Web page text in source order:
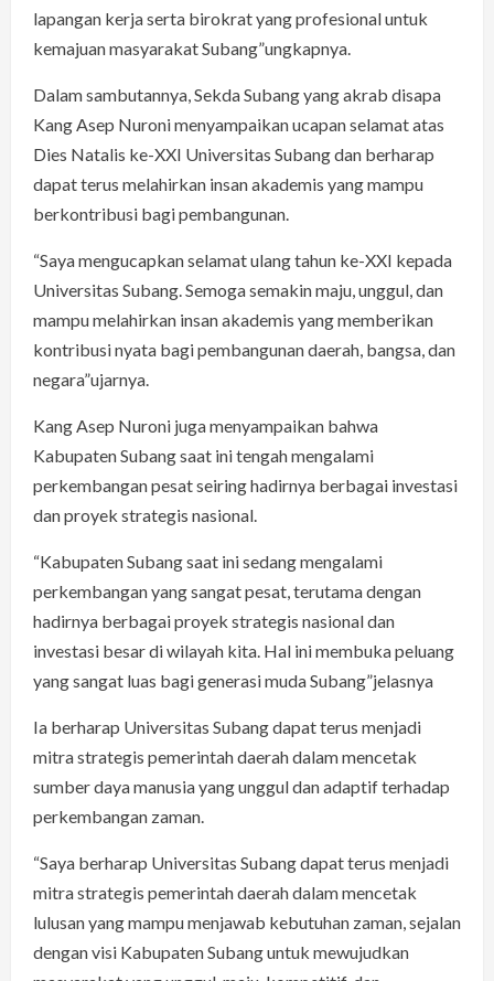
lapangan kerja serta birokrat yang profesional untuk
kemajuan masyarakat Subang”ungkapnya.
Dalam sambutannya, Sekda Subang yang akrab disapa
Kang Asep Nuroni menyampaikan ucapan selamat atas
Dies Natalis ke-XXI Universitas Subang dan berharap
dapat terus melahirkan insan akademis yang mampu
berkontribusi bagi pembangunan.
“Saya mengucapkan selamat ulang tahun ke-XXI kepada
Universitas Subang. Semoga semakin maju, unggul, dan
mampu melahirkan insan akademis yang memberikan
kontribusi nyata bagi pembangunan daerah, bangsa, dan
negara”ujarnya.
Kang Asep Nuroni juga menyampaikan bahwa
Kabupaten Subang saat ini tengah mengalami
perkembangan pesat seiring hadirnya berbagai investasi
dan proyek strategis nasional.
“Kabupaten Subang saat ini sedang mengalami
perkembangan yang sangat pesat, terutama dengan
hadirnya berbagai proyek strategis nasional dan
investasi besar di wilayah kita. Hal ini membuka peluang
yang sangat luas bagi generasi muda Subang”jelasnya
Ia berharap Universitas Subang dapat terus menjadi
mitra strategis pemerintah daerah dalam mencetak
sumber daya manusia yang unggul dan adaptif terhadap
perkembangan zaman.
“Saya berharap Universitas Subang dapat terus menjadi
mitra strategis pemerintah daerah dalam mencetak
lulusan yang mampu menjawab kebutuhan zaman, sejalan
dengan visi Kabupaten Subang untuk mewujudkan